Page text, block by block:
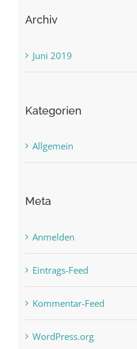
Archiv
Juni 2019
Kategorien
Allgemein
Meta
Anmelden
Eintrags-Feed
Kommentar-Feed
WordPress.org